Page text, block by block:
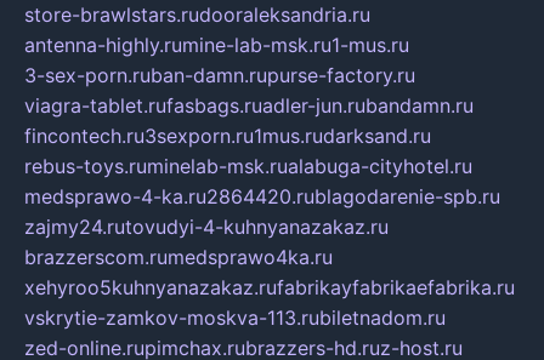
store-brawlstars.rudooraleksandria.ru
antenna-highly.rumine-lab-msk.ru1-mus.ru
3-sex-porn.ruban-damn.rupurse-factory.ru
viagra-tablet.rufasbags.ruadler-jun.rubandamn.ru
fincontech.ru3sexporn.ru1mus.rudarksand.ru
rebus-toys.ruminelab-msk.rualabuga-cityhotel.ru
medsprawo-4-ka.ru2864420.rublagodarenie-spb.ru
zajmy24.rutovudyi-4-kuhnyanazakaz.ru
brazzerscom.rumedsprawo4ka.ru
xehyroo5kuhnyanazakaz.rufabrikayfabrikaefabrika.ru
vskrytie-zamkov-moskva-113.rubiletnadom.ru
zed-online.rupimchax.rubrazzers-hd.ruz-host.ru